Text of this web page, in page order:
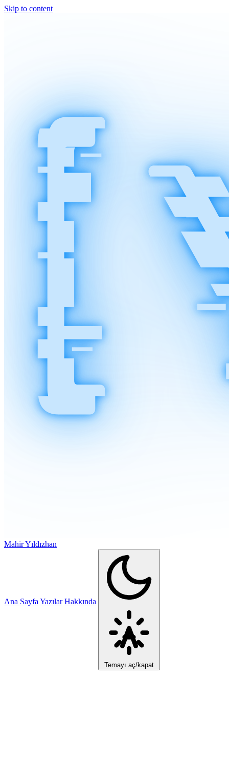
Skip to content
Mahir Yıldızhan
Ana Sayfa Yazılar Hakkında
Temayı aç/kapat